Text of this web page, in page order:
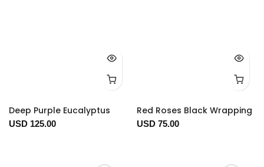
Deep Purple Eucalyptus
USD 125.00
Red Roses Black Wrapping
USD 75.00